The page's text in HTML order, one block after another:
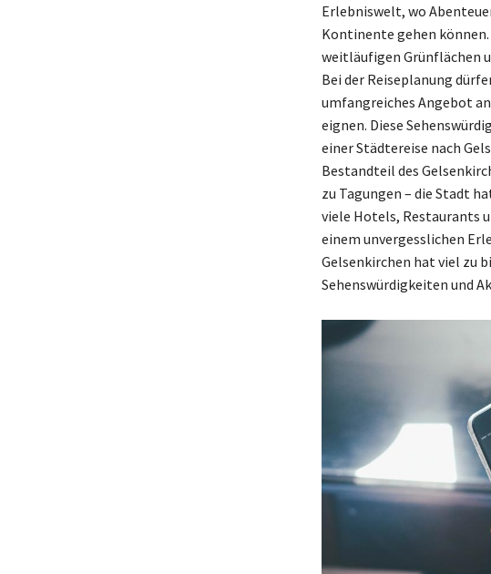
Erlebniswelt, wo
Kontinente gehen
weitläufigen Grünflächen
Bei der Reiseplanung
umfangreiches Angebot
eignen. Diese
einer Städtereise nach
Bestandteil des
zu Tagungen – die Stadt
viele Hotels, Restaurants
einem unvergesslichen
Gelsenkirchen hat viel zu
Sehenswürdigkeiten und